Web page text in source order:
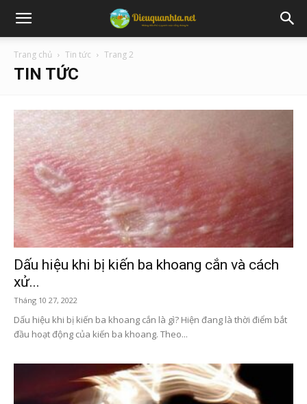
Trang chủ Tin tức Trang 2
TIN TỨC
Dấu hiệu khi bị kiến ba khoang cắn và cách
xử...
Tháng 10 27, 2022
Dấu hiệu khi bị kiến ba khoang cắn là gì? Hiện đang là thời điểm bắt
đầu hoạt động của kiến ba khoang. Theo...